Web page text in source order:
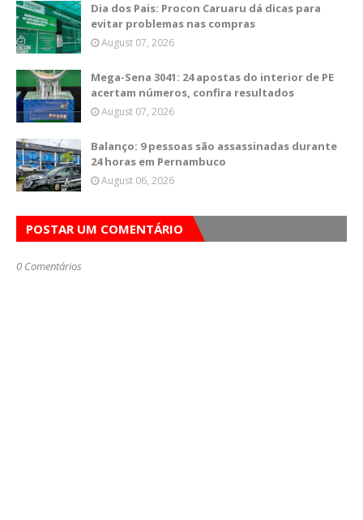
Dia dos Pais: Procon Caruaru dá dicas para
evitar problemas nas compras
August 07, 2026
Mega-Sena 3041: 24 apostas do interior de PE
acertam números, confira resultados
August 07, 2026
Balanço: 9 pessoas são assassinadas durante
24 horas em Pernambuco
August 06, 2026
POSTAR UM COMENTÁRIO
0 Comentários